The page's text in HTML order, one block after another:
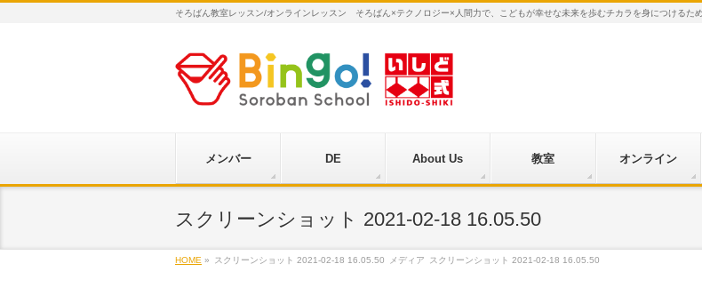
そろばん教室レッスン/オンラインレッスン そろばん×テクノロジー×人間力で、こどもが幸せな未来を歩むチカラを身につけるた
メンバー DE About Us 教室 オンライン
スクリーンショット 2021-02-18 16.05.50
HOME » スクリーンショット 2021-02-18 16.05.50 メディア スクリーンショット 2021-02-18 16.05.50